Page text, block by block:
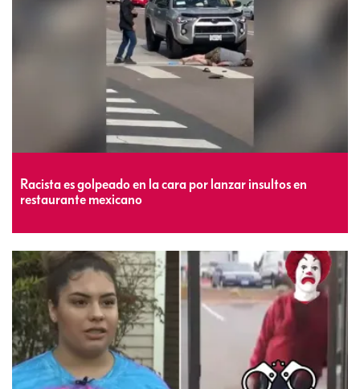
Racista es golpeado en la cara por lanzar insultos en
restaurante mexicano